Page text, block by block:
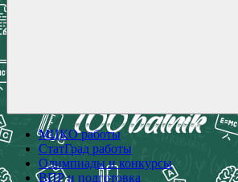
МЦКО работы
СтатГрад работы
Олимпиады и конкурсы
ВПР и подготовка